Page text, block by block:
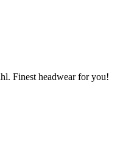
Finest headwear for you!